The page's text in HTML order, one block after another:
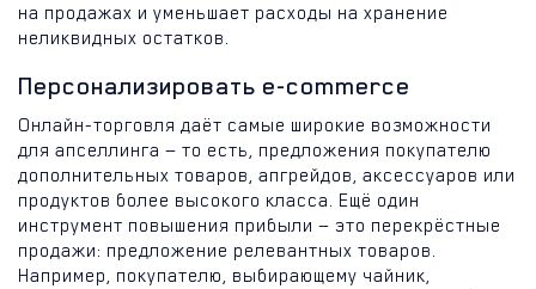
на продажах и уменьшает расходы на хранение
неликвидных остатков.
Персонализировать e-commerce
Онлайн-торговля даёт самые широкие возможности
для апселлинга — то есть, предложения покупателю
дополнительных товаров, апгрейдов, аксессуаров или
продуктов более высокого класса. Ещё один
инструмент повышения прибыли — это перекрёстные
продажи: предложение релевантных товаров.
Например, покупателю, выбирающему чайник,